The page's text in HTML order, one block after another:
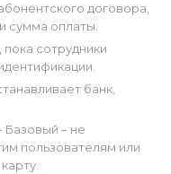
договора,
сумма оплаты.
сотрудники
банк,
– не
пользователям или